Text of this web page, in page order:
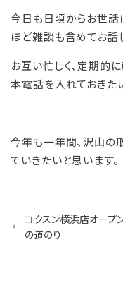
今日も日頃からお世話
ほど雑談も含めてお話
お互い忙しく、定期的
本電話を入れておきた
今年も一年間、沢山の
ていきたいと思います。
コクスン横浜店オープ
の道のり